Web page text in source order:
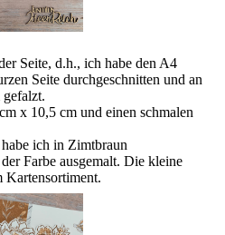
Seite, d.h., ich habe den A4
Seite durchgeschnitten und an
gefalzt.
x 10,5 cm und einen schmalen
ich in Zimtbraun
Farbe ausgemalt. Die kleine
Kartensortiment.